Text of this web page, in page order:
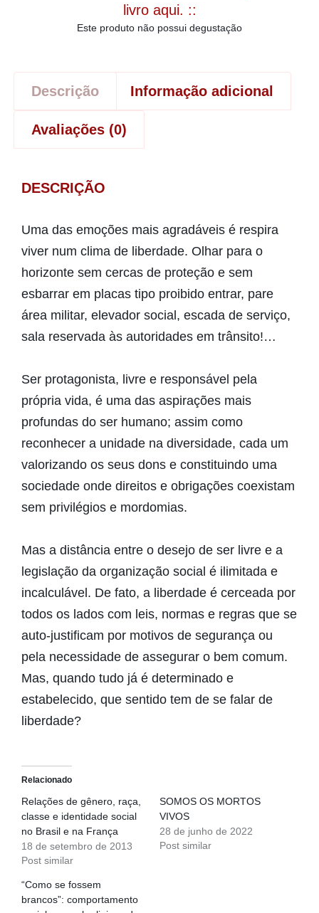
livro aqui. ::
Este produto não possui degustação
Descrição Informação adicional
Avaliações (0)
DESCRIÇÃO
Uma das emoções mais agradáveis é respira
viver num clima de liberdade. Olhar para o
horizonte sem cercas de proteção e sem
esbarrar em placas tipo proibido entrar, pare
área militar, elevador social, escada de serviço,
sala reservada às autoridades em trânsito!…
Ser protagonista, livre e responsável pela
própria vida, é uma das aspirações mais
profundas do ser humano; assim como
reconhecer a unidade na diversidade, cada um
valorizando os seus dons e constituindo uma
sociedade onde direitos e obrigações coexistam
sem privilégios e mordomias.
Mas a distância entre o desejo de ser livre e a
legislação da organização social é ilimitada e
incalculável. De fato, a liberdade é cerceada por
todos os lados com leis, normas e regras que se
auto-justificam por motivos de segurança ou
pela necessidade de assegurar o bem comum.
Mas, quando tudo já é determinado e
estabelecido, que sentido tem de se falar de
liberdade?
Relacionado
Relações de gênero, raça,
classe e identidade social
no Brasil e na França
18 de setembro de 2013
Post similar
SOMOS OS MORTOS
VIVOS
28 de junho de 2022
Post similar
“Como se fossem
brancos”: comportamento